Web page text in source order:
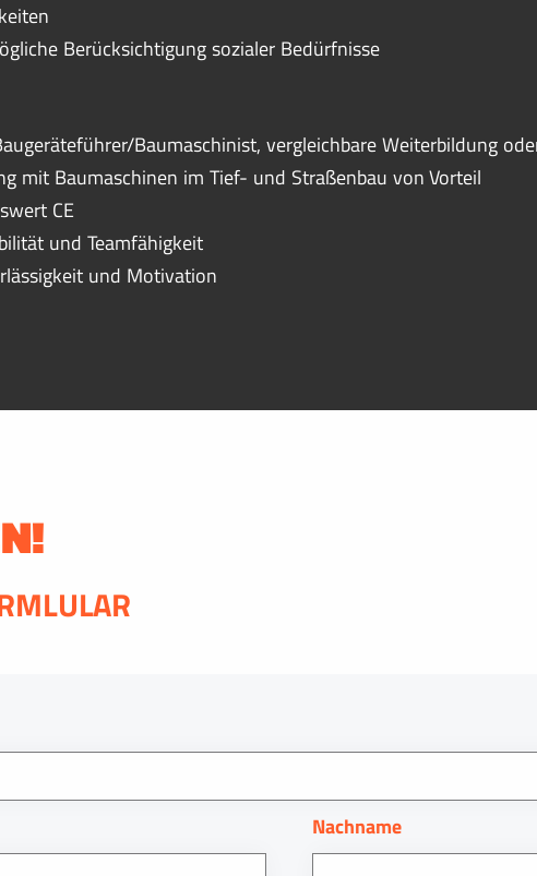
Berücksichtigung sozialer Bedürfnisse
Baumaschinist, vergleichbare Weiterbildung
mit Baumaschinen im Tief- und Straßenbau von Vorteil
CE
und Teamfähigkeit
und Motivation
Nachname